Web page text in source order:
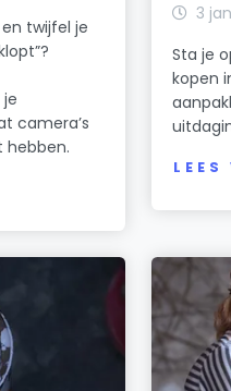
twijfel je
camera’s
hebben.
3
Sta je
kopen
LEES